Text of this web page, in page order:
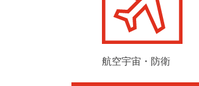
航空宇宙・防衛